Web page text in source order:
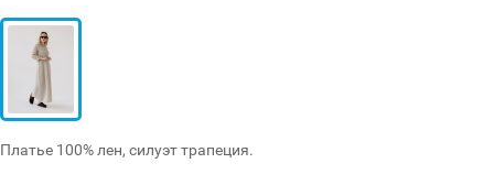
Платье 100% лен, силуэт трапеция.